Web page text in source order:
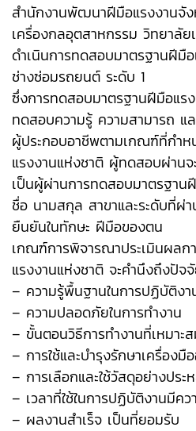
สำนักงานพัฒนาฝีมือแรงงานจั
เครื่องกลอุตสาหกรรม วิทยาลั
ดำเนินการทดสอบมาตรฐานฝีมื
ช่างซ่อมรถยนต์ ระดับ 1
ซึ่งการทดสอบมาตรฐานฝีมือแร
ทดสอบความรู้ ความสามารถ แ
ผู้ประกอบอาชีพตามเกณฑ์ที่กำห
แรงงานแห่งชาติ ผู้ทดสอบผ่านจ
เป็นผู้ผ่านการทดสอบมาตรฐาน
ชื่อ นามสกุล สาขาและระดับที่ผ่
ยืนยันในทักษะ ฝีมือของตน
เกณฑ์การพิจารณาประเมินผล
แรงงานแห่งชาติ จะคำนึงถึงปั
– ความรู้พื้นฐานในการปฏิบัติงา
– ความปลอดภัยในการทำงาน
– ขั้นตอนวิธีการทำงานที่เหมาะ
– การใช้และบำรุงรักษาเครื่อง
– การเลือกและใช้วัสดุอย่างประ
– เวลาที่ใช้ในการปฏิบัติงานมีคว
– ผลงานสำเร็จ เป็นที่ยอมรับ